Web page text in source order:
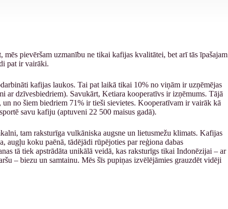
pievēršam uzmanību ne tikai kafijas kvalitātei, bet arī tās īpašajam
pat ir vairāki.
kafijas laukos. Tai pat laikā tikai 10% no viņām ir uzņēmējas
ar dzīvesbiedriem). Savukārt, Ketiara kooperatīvs ir izņēmums. Tājā
no šiem biedriem 71% ir tieši sievietes. Kooperatīvam ir vairāk kā
savu kafiju (aptuveni 22 500 maisus gadā).
tam raksturīga vulkāniska augsne un lietusmežu klimats. Kafijas
koku paēnā, tādējādi rūpējoties par reģiona dabas
tā tiek apstrādāta unikālā veidā, kas raksturīgs tikai Indonēzijai – ar
– biezu un samtainu. Mēs šīs pupiņas izvēlējāmies grauzdēt vidēji